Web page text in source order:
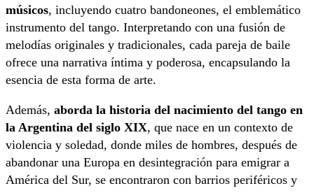
músicos, incluyendo cuatro bandoneones, el emblemático
instrumento del tango. Interpretando con una fusión de
melodías originales y tradicionales, cada pareja de baile
ofrece una narrativa íntima y poderosa, encapsulando la
esencia de esta forma de arte.
Además, aborda la historia del nacimiento del tango en
la Argentina del siglo XIX, que nace en un contexto de
violencia y soledad, donde miles de hombres, después de
abandonar una Europa en desintegración para emigrar a
América del Sur, se encontraron con barrios periféricos y